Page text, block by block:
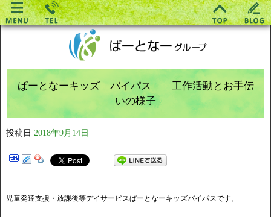
ぱーとなーキッズ バイパス 工作活動とお手伝
いの様子
投稿日 2018年9月14日
児童発達支援・放課後等デイサービスぱーとなーキッズバイパスです。